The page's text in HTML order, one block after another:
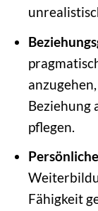
Beziehung
pflegen.
Fähigkeit